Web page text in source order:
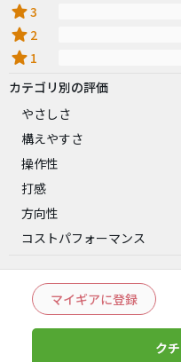
star3
star 2
star 1
カテゴリ別の評価
やさしさ
構えやすさ
操作性
打感
方向性
コストパフォーマンス
マイギアに登録
ク